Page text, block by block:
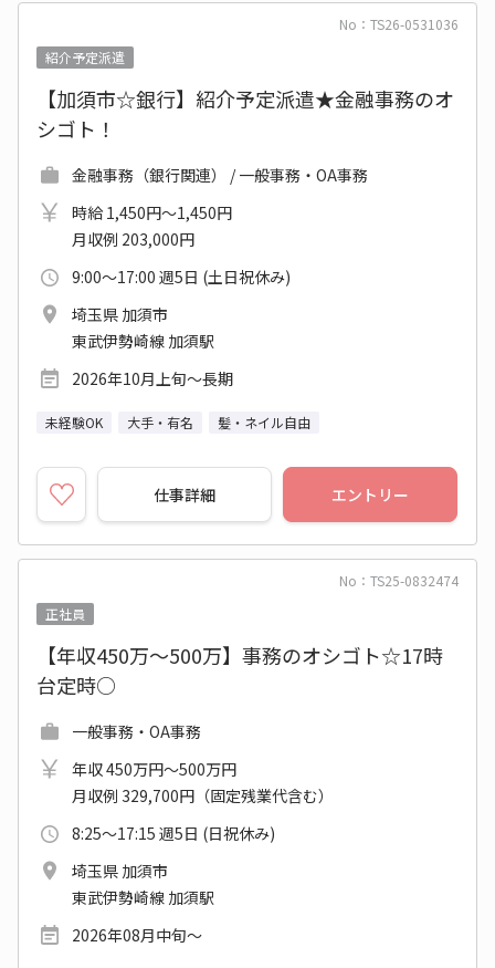
No：TS26-0531036
紹介予定派遣
【加須市☆銀行】紹介予定派遣★金融事務のオ
シゴト！
金融事務（銀行関連） / 一般事務・OA事務
時給 1,450円～1,450円
月収例 203,000円
9:00～17:00 週5日 (土日祝休み)
埼玉県 加須市
東武伊勢崎線 加須駅
2026年10月上旬～長期
未経験OK 大手・有名 髪・ネイル自由
仕事詳細 エントリー
No：TS25-0832474
正社員
【年収450万～500万】事務のオシゴト☆17時
台定時○
一般事務・OA事務
年収 450万円～500万円
月収例 329,700円（固定残業代含む）
8:25～17:15 週5日 (日祝休み)
埼玉県 加須市
東武伊勢崎線 加須駅
2026年08月中旬～